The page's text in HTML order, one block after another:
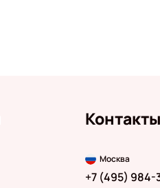
Контакты
Москва
+7 (495) 984-